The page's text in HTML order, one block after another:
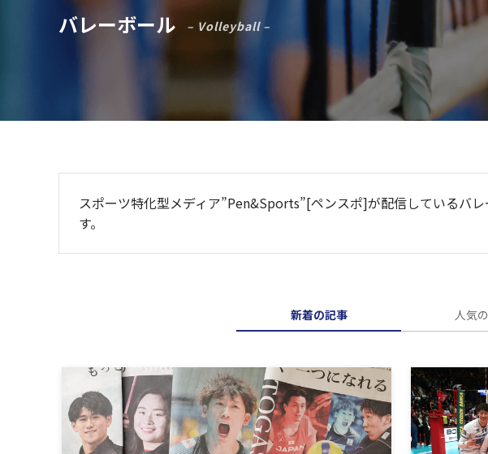
バレーボール – Volleyball –
スポーツ特化型メディア”Pen&Sports”[ペンスポ]が配信しているバ
す。
新着の記事 人気